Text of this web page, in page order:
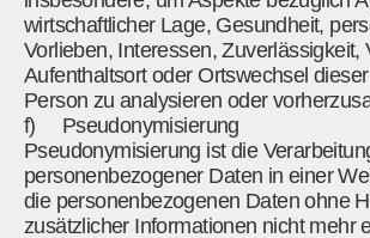
wirtschaftlicher Lage, Gesundheit,
Vorlieben, Interessen, Zuverlässigkeit,
Aufenthaltsort oder Ortswechsel
Person zu analysieren oder
f) Pseudonymisierung
Pseudonymisierung ist die
personenbezogener Daten in einer
die personenbezogenen Daten ohne
zusätzlicher Informationen nicht mehr